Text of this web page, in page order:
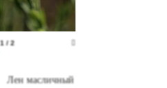
1/ 2
Лен масличный